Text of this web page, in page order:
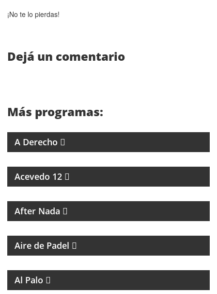
¡No te lo pierdas!
Dejá un comentario
Más programas:
A Derecho
Acevedo 12
After Nada
Aire de Padel
Al Palo
MAGAZINE DE MUSICA, ENTREVISTAS Y